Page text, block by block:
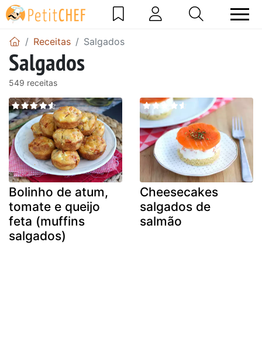
Receitas Salgados
Salgados
549 receitas
Bolinho de atum,
tomate e queijo
feta (muffins
salgados)
Cheesecakes
salgados de
salmão